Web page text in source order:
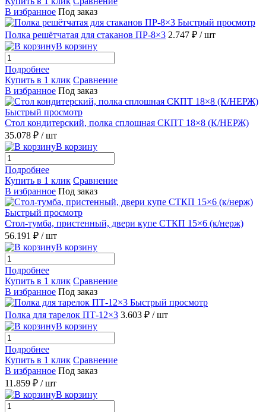
В избранное Под заказ
Быстрый просмотр
Полка решётчатая для стаканов ПP-8×3 2.747 ₽ / шт
В корзину
Подробнее
Купить в 1 клик Сравнение
В избранное Под заказ
Быстрый просмотр
Стол кондитерский, полка сплошная СКПТ 18×8 (К/НЕРЖ)
35.078 ₽ / шт
В корзину
Подробнее
Купить в 1 клик Сравнение
В избранное Под заказ
Быстрый просмотр
Стол-тумба, пристенный, двери купе СТКП 15×6 (к/нерж)
56.191 ₽ / шт
В корзину
Подробнее
Купить в 1 клик Сравнение
В избранное Под заказ
Быстрый просмотр
Полка для тарелок ПТ-12×3 3.603 ₽ / шт
В корзину
Подробнее
Купить в 1 клик Сравнение
В избранное Под заказ
11.859 ₽ / шт
В корзину